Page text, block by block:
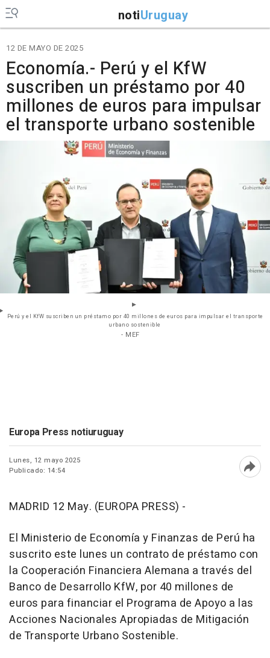
notiUruguay
12 DE MAYO DE 2025
Economía.- Perú y el KfW
suscriben un préstamo por 40
millones de euros para impulsar
el transporte urbano sostenible
Perú y el KfW suscriben un préstamo por 40 millones de euros para impulsar el transporte
urbano sostenible
- MEF
Europa Press notiuruguay
Lunes, 12 mayo 2025
Publicado: 14:54
MADRID 12 May. (EUROPA PRESS) -
El Ministerio de Economía y Finanzas de Perú ha
suscrito este lunes un contrato de préstamo con
la Cooperación Financiera Alemana a través del
Banco de Desarrollo KfW, por 40 millones de
euros para financiar el Programa de Apoyo a las
Acciones Nacionales Apropiadas de Mitigación
de Transporte Urbano Sostenible.